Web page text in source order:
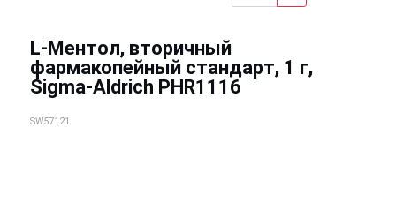
L-Ментол, вторичный
фармакопейный стандарт, 1 г,
Sigma-Aldrich PHR1116
SW57121